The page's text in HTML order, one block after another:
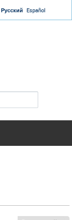
Русский Español